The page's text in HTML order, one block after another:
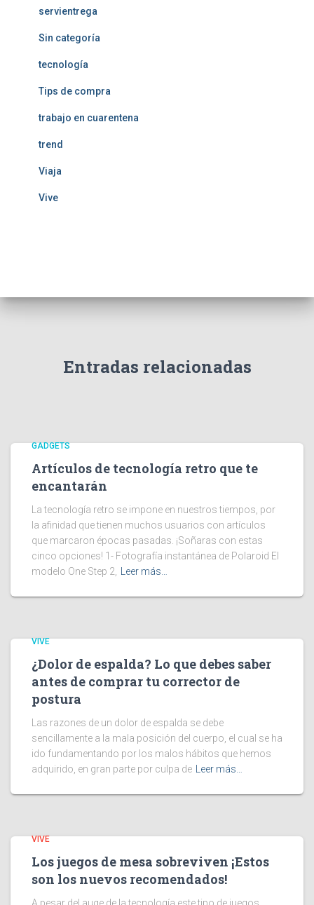
servientrega
Sin categoría
tecnología
Tips de compra
trabajo en cuarentena
trend
Viaja
Vive
Entradas relacionadas
GADGETS
Artículos de tecnología retro que te
encantarán
La tecnología retro se impone en nuestros tiempos, por
la afinidad que tienen muchos usuarios con artículos
que marcaron épocas pasadas. ¡Soñaras con estas
cinco opciones! 1- Fotografía instantánea de Polaroid El
modelo One Step 2,
Leer más…
VIVE
¿Dolor de espalda? Lo que debes saber
antes de comprar tu corrector de
postura
Las razones de un dolor de espalda se debe
sencillamente a la mala posición del cuerpo, el cual se ha
ido fundamentando por los malos hábitos que hemos
adquirido, en gran parte por culpa de
Leer más…
VIVE
Los juegos de mesa sobreviven ¡Estos
son los nuevos recomendados!